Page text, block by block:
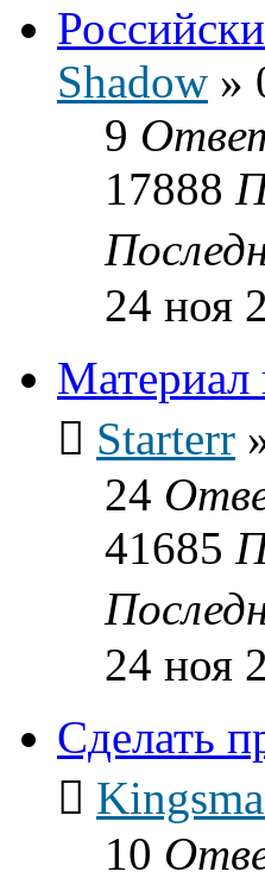
Shadow »
9
17888
24 ноя
Материал
Starterr
24
41685
24 ноя
Сделать
10